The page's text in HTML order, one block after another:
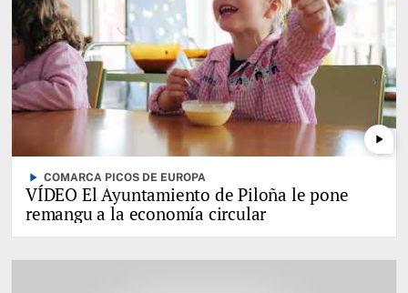
play_arrow
play_arrow COMARCA PICOS DE EUROPA
VÍDEO El Ayuntamiento de Piloña le pone
remangu a la economía circular